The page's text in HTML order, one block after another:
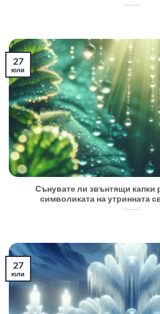
Сънувате ли звънтящи капки
символиката на утринната
27
юли
27
юли